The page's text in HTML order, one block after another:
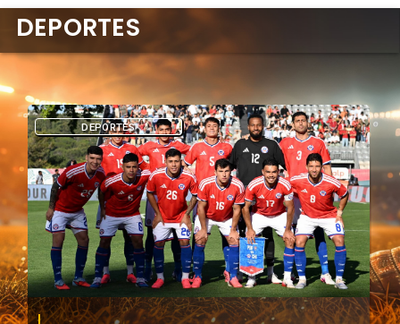
DEPORTES
DEPORTES